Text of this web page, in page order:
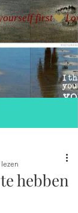
hebben